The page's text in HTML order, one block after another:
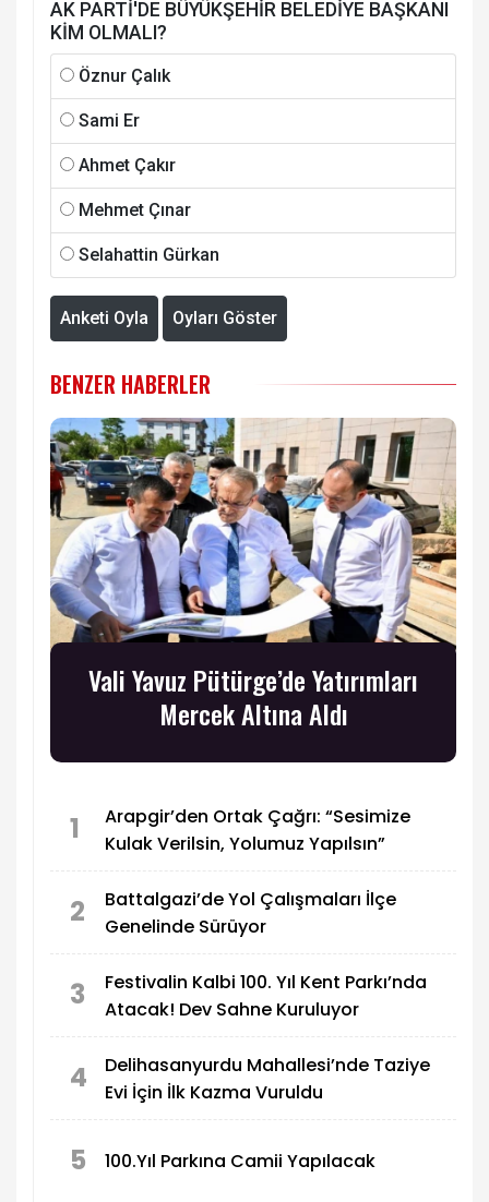
AK PARTİ'DE BÜYÜKŞEHİR BELEDİYE BAŞKANI
KİM OLMALI?
Öznur Çalık
Sami Er
Ahmet Çakır
Mehmet Çınar
Selahattin Gürkan
Anketi Oyla Oyları Göster
BENZER HABERLER
Vali Yavuz Pütürge’de Yatırımları
Mercek Altına Aldı
1
Arapgir’den Ortak Çağrı: “Sesimize
Kulak Verilsin, Yolumuz Yapılsın”
2
Battalgazi’de Yol Çalışmaları İlçe
Genelinde Sürüyor
3
Festivalin Kalbi 100. Yıl Kent Parkı’nda
Atacak! Dev Sahne Kuruluyor
4
Delihasanyurdu Mahallesi’nde Taziye
Evi İçin İlk Kazma Vuruldu
5 100.Yıl Parkına Camii Yapılacak